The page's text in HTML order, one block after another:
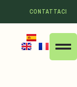
CONTATTACI